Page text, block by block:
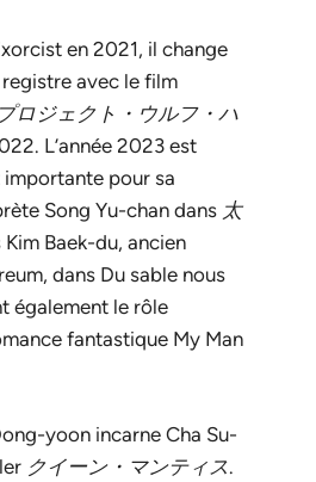
en 2021, il change
avec le film
プロジェクト・ウルフ・ハ
L’année 2023 est
pour sa
Song Yu-chan dans 太
Kim Baek-du, ancien
dans Du sable nous
également le rôle
fantastique My Man
yoon incarne Cha Su-
クイーン・マンティス.